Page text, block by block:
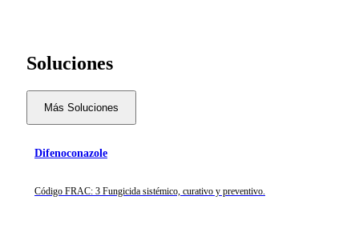
Soluciones
Más Soluciones
Difenoconazole
Código FRAC: 3 Fungicida sistémico, curativo y preventivo.